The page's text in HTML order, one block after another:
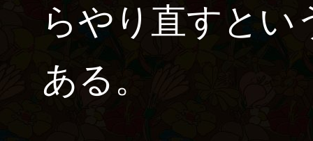
らやり直すとい
ある。